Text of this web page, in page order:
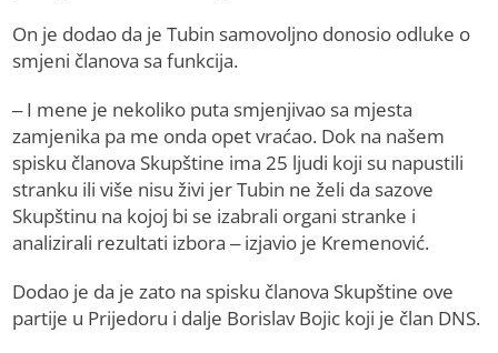
On je dodao da je Tubin samovoljno donosio odluke o
smjeni članova sa funkcija.
– I mene je nekoliko puta smjenjivao sa mjesta
zamjenika pa me onda opet vraćao. Dok na našem
spisku članova Skupštine ima 25 ljudi koji su napustili
stranku ili više nisu živi jer Tubin ne želi da sazove
Skupštinu na kojoj bi se izabrali organi stranke i
analizirali rezultati izbora – izjavio je Kremenović.
Dodao je da je zato na spisku članova Skupštine ove
partije u Prijedoru i dalje Borislav Bojic koji je član DNS.